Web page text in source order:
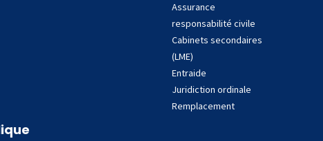
Assurance
responsabilité civile
Cabinets secondaires
(LME)
Entraide
Juridiction ordinale
Remplacement